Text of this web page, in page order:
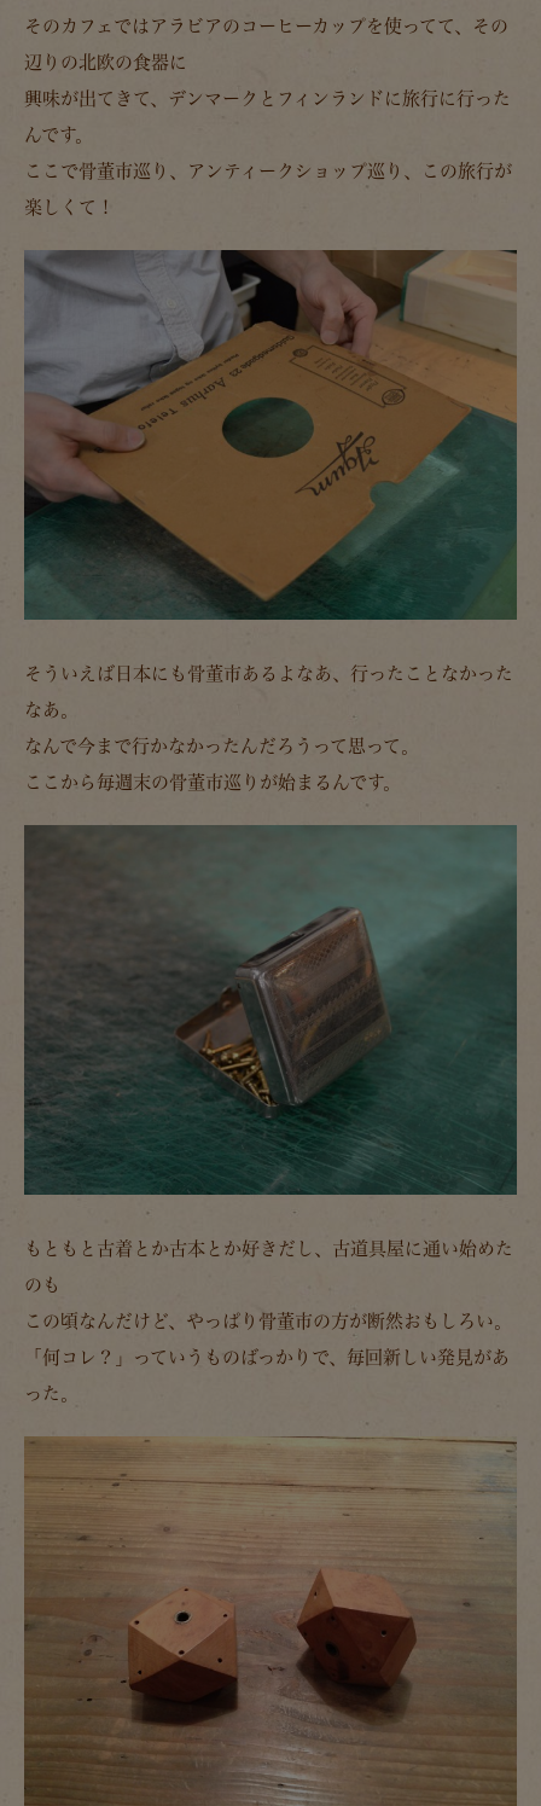
そのカフェではアラビアのコーヒーカップを使ってて、その
辺りの北欧の食器に
興味が出てきて、デンマークとフィンランドに旅行に行った
んです。
ここで骨董市巡り、アンティークショップ巡り、この旅行が
楽しくて！
そういえば日本にも骨董市あるよなあ、行ったことなかった
なあ。
なんで今まで行かなかったんだろうって思って。
ここから毎週末の骨董市巡りが始まるんです。
もともと古着とか古本とか好きだし、古道具屋に通い始めた
のも
この頃なんだけど、やっぱり骨董市の方が断然おもしろい。
「何コレ？」っていうものばっかりで、毎回新しい発見があ
った。